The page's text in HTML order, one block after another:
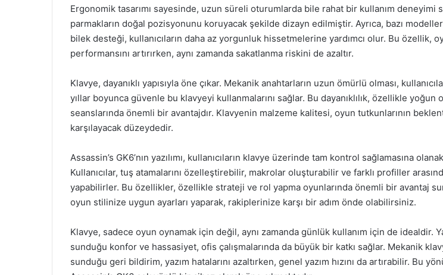
Ergonomik tasarımı sayesinde, uzun süreli oturumlarda bile rahat bir kullanım deneyimi
parmakların doğal pozisyonunu koruyacak şekilde dizayn edilmiştir. Ayrıca, bazı
bilek desteği, kullanıcıların daha az yorgunluk hissetmelerine yardımcı olur. Bu özellik,
performansını artırırken, aynı zamanda sakatlanma riskini de azaltır.
Klavye, dayanıklı yapısıyla öne çıkar. Mekanik anahtarların uzun ömürlü olması,
yıllar boyunca güvenle bu klavyeyi kullanmalarını sağlar. Bu dayanıklılık, özellikle yoğun
seanslarında önemli bir avantajdır. Klavyenin malzeme kalitesi, oyun tutkunlarının
karşılayacak düzeydedir.
Assassin’s GK6’nın yazılımı, kullanıcıların klavye üzerinde tam kontrol sağlamasına
Kullanıcılar, tuş atamalarını özelleştirebilir, makrolar oluşturabilir ve farklı profiller
yapabilirler. Bu özellikler, özellikle strateji ve rol yapma oyunlarında önemli bir avantaj
oyun stilinize uygun ayarları yaparak, rakiplerinize karşı bir adım önde olabilirsiniz.
Klavye, sadece oyun oynamak için değil, aynı zamanda günlük kullanım için de idealdir.
sunduğu konfor ve hassasiyet, ofis çalışmalarında da büyük bir katkı sağlar. Mekanik
sunduğu geri bildirim, yazım hatalarını azaltırken, genel yazım hızını da artırabilir. Bu